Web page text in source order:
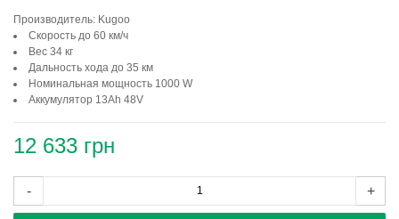
Производитель: Kugoo
Скорость до 60 км/ч
Вес 34 кг
Дальность хода до 35 км
Номинальная мощность 1000 W
Аккумулятор 13Ah 48V
12 633 грн
- +